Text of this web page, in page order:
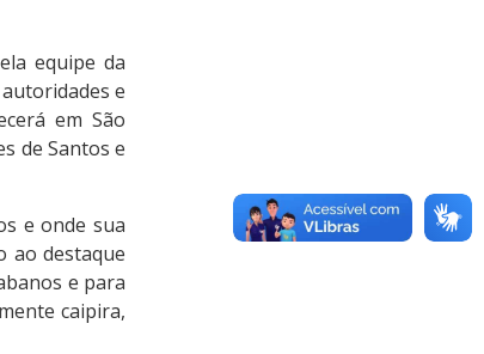
equipe da
e
em São
de Santos e
e onde sua
ao destaque
e para
caipira,